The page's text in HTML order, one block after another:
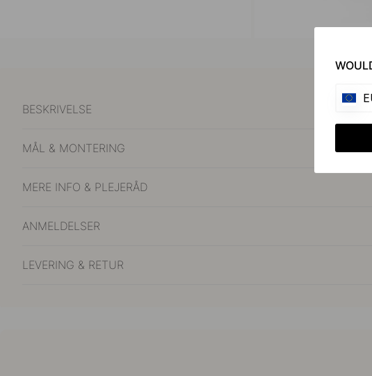
BESKRIVELSE
MÅL & MONTERING
MERE INFO & PLEJERÅD
ANMELDELSER
LEVERING & RETUR